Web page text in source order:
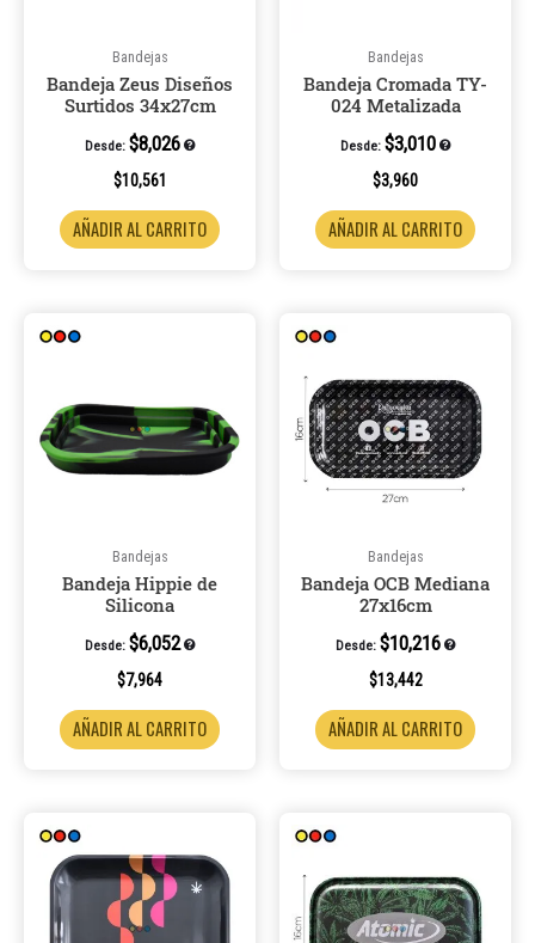
Bandejas
Bandeja Zeus Diseños
Surtidos 34x27cm
Desde: $8,026
$10,561
AÑADIR AL CARRITO
Bandejas
Bandeja Cromada TY-
024 Metalizada
Desde: $3,010
$3,960
AÑADIR AL CARRITO
Bandejas
Bandeja Hippie de
Silicona
Desde: $6,052
$7,964
AÑADIR AL CARRITO
Bandejas
Bandeja OCB Mediana
27x16cm
Desde: $10,216
$13,442
AÑADIR AL CARRITO